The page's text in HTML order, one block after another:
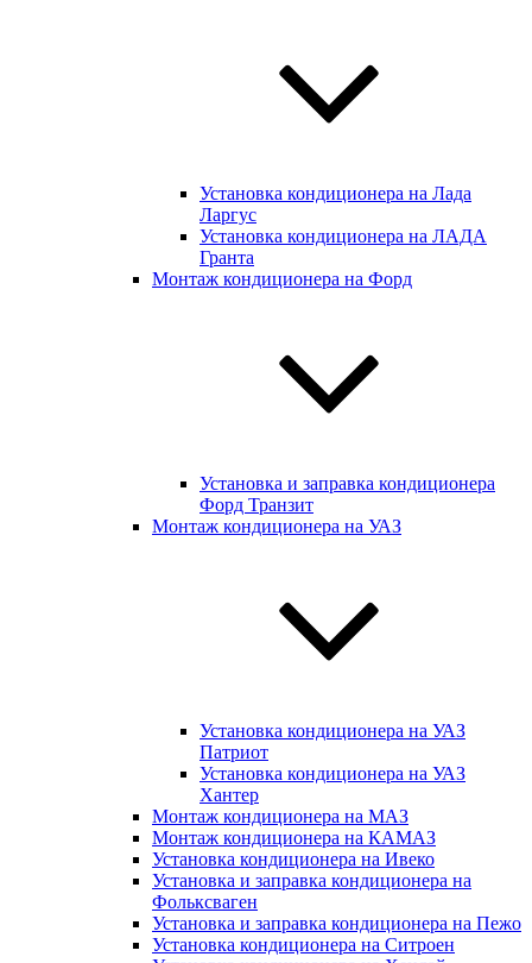
Установка кондиционера на Лада
Ларгус
Установка кондиционера на ЛАДА
Гранта
Монтаж кондиционера на Форд
Установка и заправка кондиционера
Форд Транзит
Монтаж кондиционера на УАЗ
Установка кондиционера на УАЗ
Патриот
Установка кондиционера на УАЗ
Хантер
Монтаж кондиционера на МАЗ
Монтаж кондиционера на КАМАЗ
Установка кондиционера на Ивеко
Установка и заправка кондиционера на
Фольксваген
Установка и заправка кондиционера на Пежо
Установка кондиционера на Ситроен